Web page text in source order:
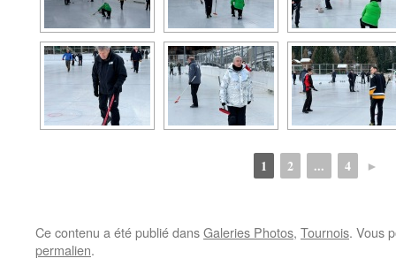
1 2 ... 4 ►
Ce contenu a été publié dansGaleries Photos, Tournois. Vous
permalien.